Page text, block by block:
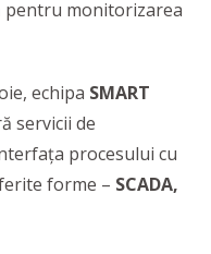
pentru monitorizarea
echipa SMART
servicii de
procesului cu
forme – SCADA,